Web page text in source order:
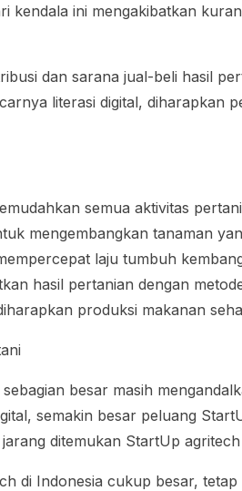
kendala ini mengakibatkan
dan sarana jual-beli hasil
literasi digital, diharapkan
semua aktivitas
mengembangkan tanaman
laju tumbuh
hasil pertanian dengan
produksi makanan
besar masih
semakin besar peluang
ditemukan StartUp
di Indonesia cukup besar,